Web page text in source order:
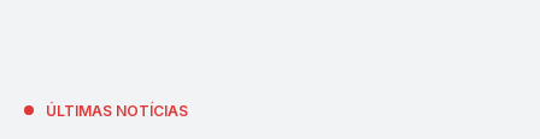
ÚLTIMAS NOTÍCIAS